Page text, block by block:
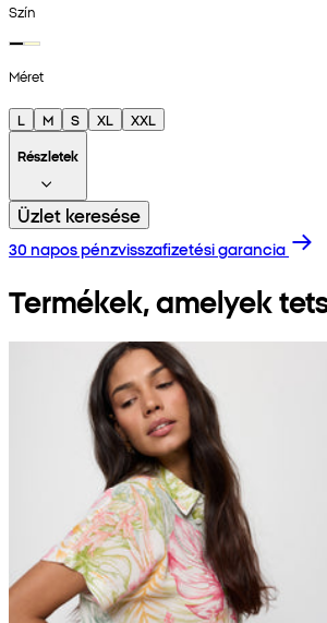
Szín
Méret
L M S XL
XXL
Részletek
Üzlet keresése
30 napos pénzvisszafizetési garancia
Termékek, amelyek